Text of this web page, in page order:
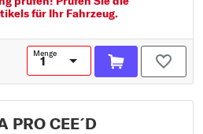
für Ihr Fahrzeug.
Menge
PRO CEE´D